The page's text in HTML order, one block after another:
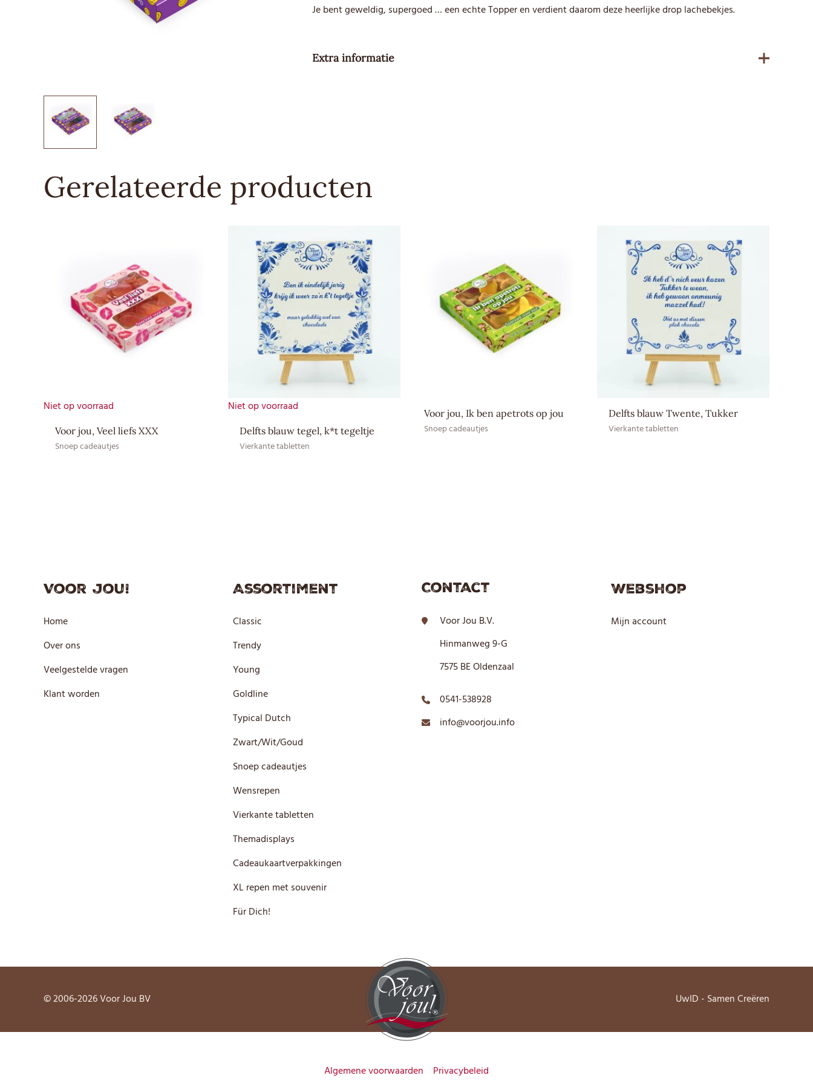
Je bent geweldig, supergoed … een echte Topper en verdient daarom deze heerlijke drop lachebekjes.
Extra informatie
Allergenen
Soort
Bewaaradvies
Droog en bij kamertemperatuur bewaren (12–20 ⁰C)
EAN CE
8717624839252
Gerelateerde producten
Niet op voorraad
Voor jou, Veel liefs XXX
Snoep cadeautjes
Niet op voorraad
Delfts blauw tegel, k*t tegeltje
Vierkante tabletten
Voor jou, Ik ben apetrots op jou
Snoep cadeautjes
Delfts blauw Twente, Tukker
Vierkante tabletten
Voor jou!
Home
Over ons
Veelgestelde vragen
Klant worden
Assortiment
Classic
Trendy
Young
Goldline
Typical Dutch
Zwart/Wit/Goud
Snoep cadeautjes
Wensrepen
Vierkante tabletten
Themadisplays
Cadeaukaartverpakkingen
XL repen met souvenir
Für Dich!
Contact
Voor Jou B.V.
Hinmanweg 9-G
7575 BE Oldenzaal
0541-538928
info@voorjou.info
Webshop
Mijn account
© 2006-2026 Voor Jou BV UwID - Samen Creëren
Algemene voorwaarden Privacybeleid